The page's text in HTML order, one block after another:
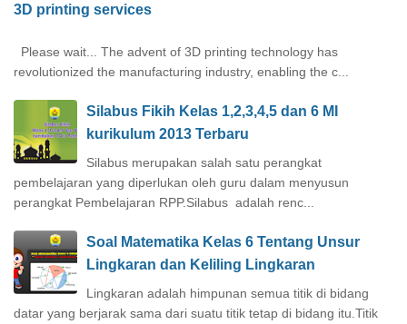
3D printing services
Please wait... The advent of 3D printing technology has
revolutionized the manufacturing industry, enabling the c...
Silabus Fikih Kelas 1,2,3,4,5 dan 6 MI
kurikulum 2013 Terbaru
Silabus merupakan salah satu perangkat
pembelajaran yang diperlukan oleh guru dalam menyusun
perangkat Pembelajaran RPP.Silabus adalah renc...
Soal Matematika Kelas 6 Tentang Unsur
Lingkaran dan Keliling Lingkaran
Lingkaran adalah himpunan semua titik di bidang
datar yang berjarak sama dari suatu titik tetap di bidang itu.Titik